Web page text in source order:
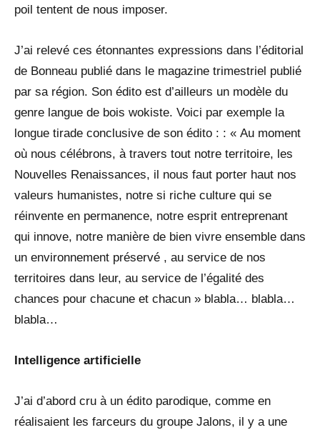
poil tentent de nous imposer.
J’ai relevé ces étonnantes expressions dans l’éditorial
de Bonneau publié dans le magazine trimestriel publié
par sa région. Son édito est d’ailleurs un modèle du
genre langue de bois wokiste. Voici par exemple la
longue tirade conclusive de son édito : : « Au moment
où nous célébrons, à travers tout notre territoire, les
Nouvelles Renaissances, il nous faut porter haut nos
valeurs humanistes, notre si riche culture qui se
réinvente en permanence, notre esprit entreprenant
qui innove, notre manière de bien vivre ensemble dans
un environnement préservé , au service de nos
territoires dans leur, au service de l’égalité des
chances pour chacune et chacun » blabla… blabla…
blabla…
Intelligence artificielle
J’ai d’abord cru à un édito parodique, comme en
réalisaient les farceurs du groupe Jalons, il y a une